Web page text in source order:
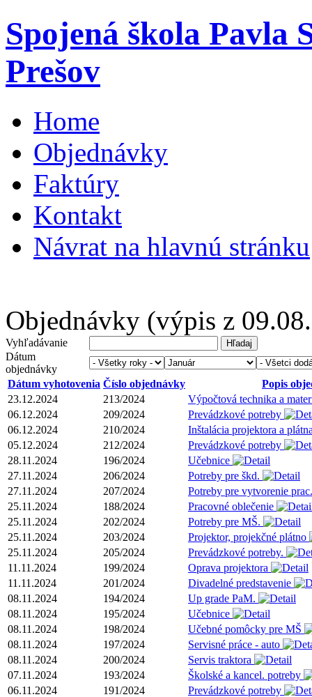
Spojená škola Pavla
Prešov
Home
Objednávky
Faktúry
Kontakt
Návrat na hlavnú stránku
Objednávky (výpis z
Vyhľadávanie
Dátum
objednávky
Dátum vyhotovenia Číslo objednávky Popis
23.12.2024 213/2024
Výpočtová technika a
06.12.2024
209/2024
Prevádzkové potreby
06.12.2024
210/2024
Inštalácia projektora a
05.12.2024
212/2024
Prevádzkové potreby
28.11.2024
196/2024
Učebnice
27.11.2024
206/2024
Potreby pre škd.
27.11.2024
207/2024
Potreby pre vytvorenie
25.11.2024
188/2024
Pracovné oblečenie
25.11.2024
202/2024
Potreby pre MŠ.
25.11.2024
203/2024
Projektor, projekčné plátno
25.11.2024
205/2024
Prevádzkové potreby.
11.11.2024
199/2024
Oprava projektora
11.11.2024
201/2024
Divadelné predstavenie
08.11.2024
194/2024
Up grade PaM.
08.11.2024
195/2024
Učebnice
08.11.2024
198/2024
Učebné pomôcky pre MŠ
08.11.2024
197/2024
Servisné práce - auto
08.11.2024
200/2024
Servis traktora
07.11.2024
193/2024
Školské a kancel. potreby
06.11.2024
191/2024 Prevádzkové potreby